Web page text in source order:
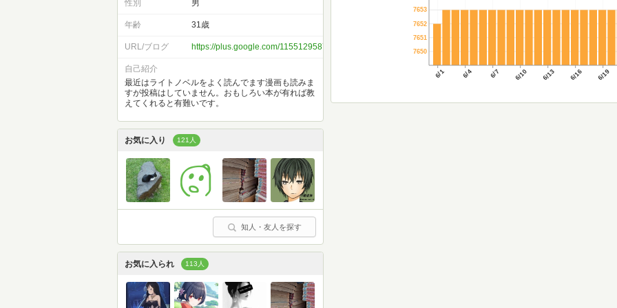
6/1 6/4 6/7 6/10 6/13 6/16 6/19
7650
7651
7652
7653
性別 男
年齢 31歳
URL/ブログ https://plus.google.com/115512958706977259907
自己紹介
最近はライトノベルをよく読んでます漫画も読みま
すが投稿はしていません。おもしろい本が有れば教
えてくれると有難いです。
お気に入り 121人
知人・友人を探す
お気に入られ 113人